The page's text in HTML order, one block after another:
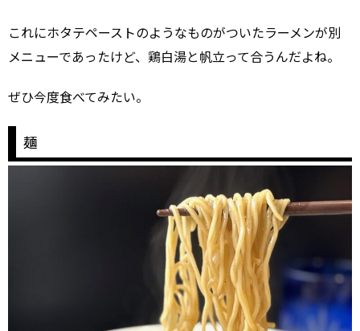
これにホタテペーストのようなものがついたラーメンが別
メニューであったけど、鶏白湯と帆立って合うんだよね。
ぜひ今度食べてみたい。
麺